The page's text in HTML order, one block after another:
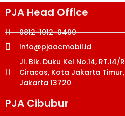
PJA Head Office
0812-1912-0490
Info@pjaacmobil.id
Jl. Blk. Duku Kel No.14, RT.14/
Ciracas, Kota Jakarta
Jakarta 13720
PJA Cibubur